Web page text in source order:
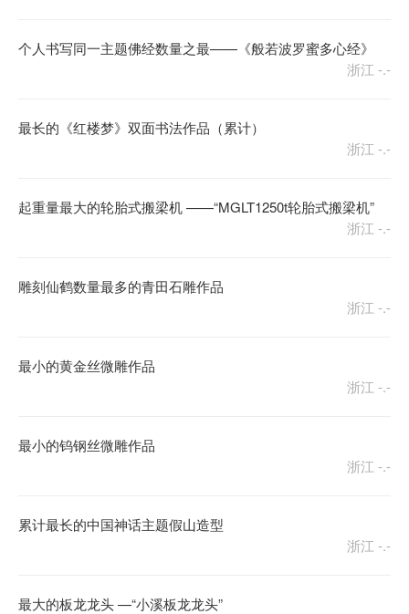
个人书写同一主题佛经数量之最——《般若波罗蜜多心经》
浙江 -.-
最长的《红楼梦》双面书法作品（累计）
浙江 -.-
起重量最大的轮胎式搬梁机 ——“MGLT1250t轮胎式搬梁机”
浙江 -.-
雕刻仙鹤数量最多的青田石雕作品
浙江 -.-
最小的黄金丝微雕作品
浙江 -.-
最小的钨钢丝微雕作品
浙江 -.-
累计最长的中国神话主题假山造型
浙江 -.-
最大的板龙龙头 —“小溪板龙龙头”